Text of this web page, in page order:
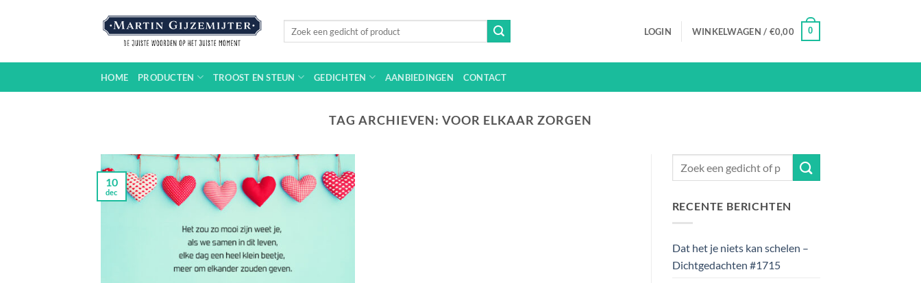
LOGIN WINKELWAGEN / €0,00 0
HOME PRODUCTEN TROOST EN STEUN GEDICHTEN AANBIEDINGEN CONTACT
TAG ARCHIEVEN:VOOR ELKAAR ZORGEN
10
dec
RECENTE BERICHTEN
Dat het je niets kan schelen –
Dichtgedachten #1715